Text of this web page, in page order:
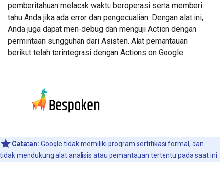
pemberitahuan melacak waktu beroperasi serta memberi
tahu Anda jika ada error dan pengecualian. Dengan alat ini,
Anda juga dapat men-debug dan menguji Action dengan
permintaan sungguhan dari Asisten. Alat pemantauan
berikut telah terintegrasi dengan Actions on Google:
Catatan: Google tidak memiliki program sertifikasi formal, dan
tidak mendukung alat analisis atau pemantauan tertentu pada saat ini.